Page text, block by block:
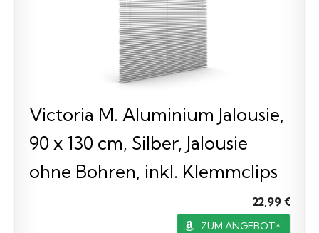
Victoria M. Aluminium Jalousie,
90 x 130 cm, Silber, Jalousie
ohne Bohren, inkl. Klemmclips
22,99 €
ZUM ANGEBOT*